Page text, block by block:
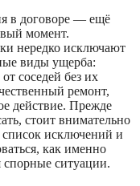
в договоре — ещё
момент.
нередко исключают
виды ущерба:
соседей без их
ремонт,
действие. Прежде
стоит внимательно
список исключений и
как именно
спорные ситуации.